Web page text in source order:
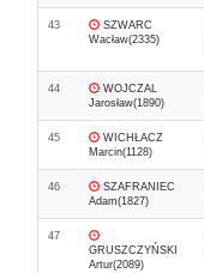
43
SZWARC
Wacław(2335)
44
WOJCZAL
Jarosław(1890)
45
WICHŁACZ
Marcin(1128)
46
SZAFRANIEC
Adam(1827)
47
GRUSZCZYŃSKI
Artur(2089)